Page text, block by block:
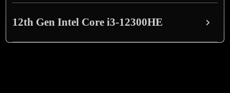
12th Gen Intel Core i3-12300HE